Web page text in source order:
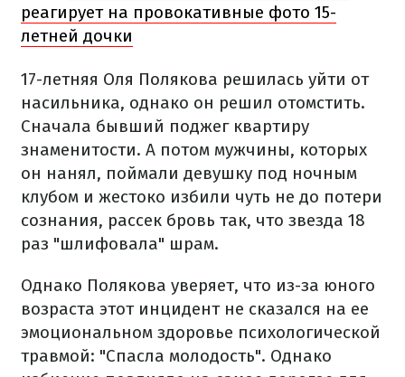
реагирует на провокативные фото 15-
летней дочки
17-летняя Оля Полякова решилась уйти от
насильника, однако он решил отомстить.
Сначала бывший поджег квартиру
знаменитости. А потом мужчины, которых
он нанял, поймали девушку под ночным
клубом и жестоко избили чуть не до потери
сознания, рассек бровь так, что звезда 18
раз "шлифовала" шрам.
Однако Полякова уверяет, что из-за юного
возраста этот инцидент не сказался на ее
эмоциональном здоровье психологической
травмой: "Спасла молодость". Однако